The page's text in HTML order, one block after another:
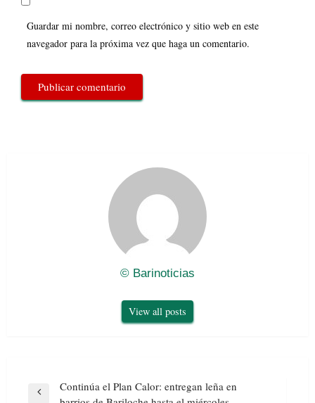
Guardar mi nombre, correo electrónico y sitio web en este
navegador para la próxima vez que haga un comentario.
© Barinoticias
View all posts
NavegaciónContinúa el Plan Calor: entregan leña en